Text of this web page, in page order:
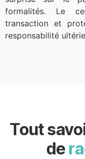
formalités. Le
transaction et
responsabilité
Tout
de